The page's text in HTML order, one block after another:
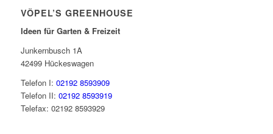
VÖPEL’S GREENHOUSE
Ideen für Garten & Freizeit
Junkernbusch 1A
42499 Hückeswagen
Telefon I: 02192 8593909
Telefon II: 02192 8593919
Telefax: 02192 8593929